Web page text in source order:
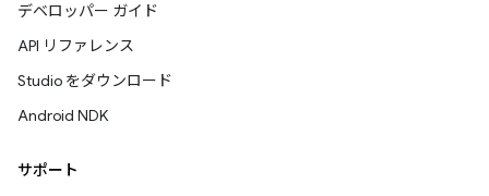
デベロッパー ガイド
API リファレンス
Studio をダウンロード
Android NDK
サポート